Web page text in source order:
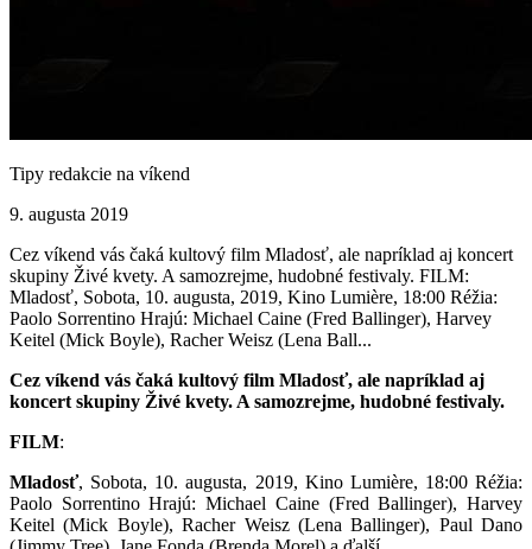
Tipy redakcie na víkend
9. augusta 2019
Cez víkend vás čaká kultový film Mladosť, ale napríklad aj koncert
skupiny Živé kvety. A samozrejme, hudobné festivaly. FILM:
Mladosť, Sobota, 10. augusta, 2019, Kino Lumière, 18:00 Réžia:
Paolo Sorrentino Hrajú: Michael Caine (Fred Ballinger), Harvey
Keitel (Mick Boyle), Racher Weisz (Lena Ball...
Cez víkend vás čaká kultový film Mladosť, ale napríklad aj
koncert skupiny Živé kvety. A samozrejme, hudobné festivaly.
FILM:
Mladosť, Sobota, 10. augusta, 2019, Kino Lumière, 18:00 Réžia:
Paolo Sorrentino Hrajú: Michael Caine (Fred Ballinger), Harvey
Keitel (Mick Boyle), Racher Weisz (Lena Ballinger), Paul Dano